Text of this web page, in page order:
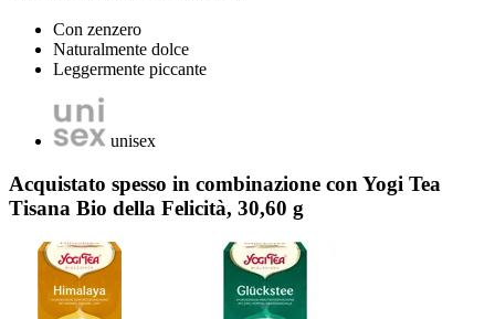
Con zenzero
Naturalmente dolce
Leggermente piccante
unisex
Acquistato spesso in combinazione con Yogi Tea
Tisana Bio della Felicità, 30,60 g